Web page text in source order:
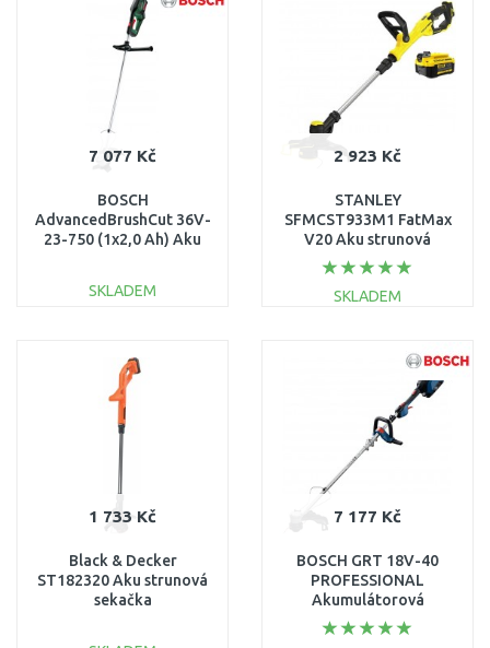
Porovnat Porovnat
7 077 Kč
BOSCH
AdvancedBrushCut 36V-
23-750 (1x2,0 Ah) Aku
SKLADEM
Porovnat
2 923 Kč
STANLEY
SFMCST933M1 FatMax
V20 Aku strunová
sekačka
(33cm/18V/1x4,0Ah)
SKLADEM
1 733 Kč
Black & Decker
ST182320 Aku strunová
sekačka
7 177 Kč
BOSCH GRT 18V-40
PROFESSIONAL
Akumulátorová
strunová sekačka
06008D0200